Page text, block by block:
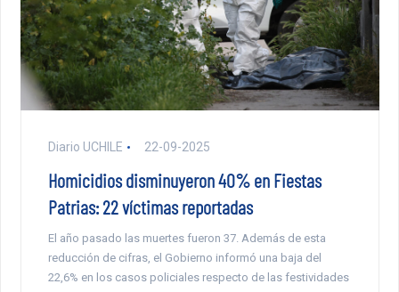
Diario UCHILE 22-09-2025
Homicidios disminuyeron 40% en Fiestas
Patrias: 22 víctimas reportadas
El año pasado las muertes fueron 37. Además de esta
reducción de cifras, el Gobierno informó una baja del
22,6% en los casos policiales respecto de las festividades